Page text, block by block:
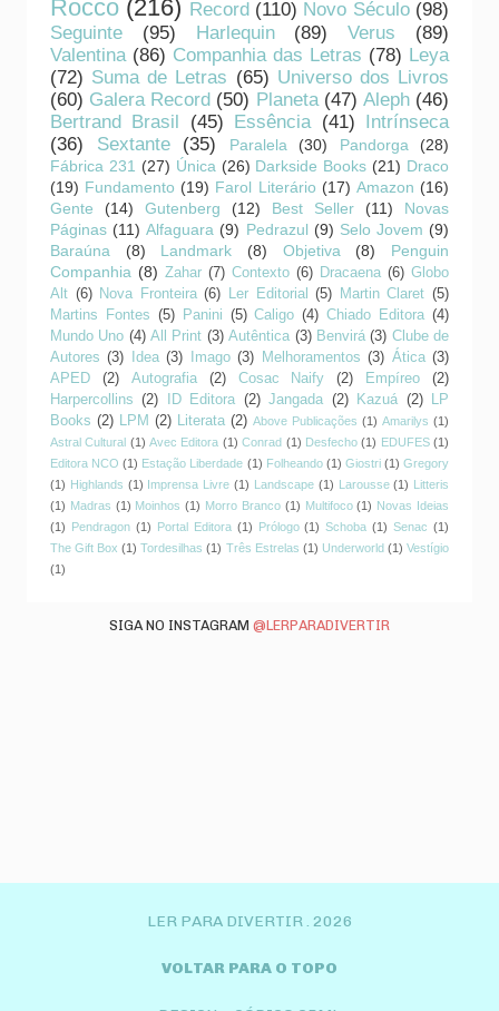
Rocco (216) Record (110) Novo Século (98)
Seguinte
(95) Harlequin (89) Verus
(89)
Valentina (86) Companhia das Letras (78) Leya
(72) Suma de Letras (65) Universo dos Livros
(60) Galera Record (50) Planeta (47) Aleph (46)
Bertrand Brasil
(45) Essência (41) Intrínseca
(36)
Sextante (35) Paralela (30) Pandorga
(28)
Fábrica 231 (27) Única (26) Darkside Books (21) Draco
(19) Fundamento (19) Farol Literário (17) Amazon (16)
Gente
(14) Gutenberg (12) Best Seller (11)
Novas
Páginas (11) Alfaguara (9) Pedrazul (9) Selo Jovem (9)
Baraúna
(8) Landmark (8) Objetiva (8)
Penguin
Companhia (8) Zahar (7) Contexto (6) Dracaena (6) Globo
Alt (6) Nova Fronteira (6) Ler Editorial (5) Martin Claret (5)
Martins Fontes (5) Panini (5) Caligo (4) Chiado Editora (4)
Mundo Uno (4) All Print (3) Autêntica (3) Benvirá (3) Clube de
Autores (3) Idea (3) Imago (3) Melhoramentos (3) Ática (3)
APED
(2) Autografia (2) Cosac Naify (2) Empíreo
(2)
Harpercollins
(2) ID Editora (2) Jangada (2) Kazuá (2)
LP
Books (2) LPM (2) Literata (2) Above Publicações (1) Amarilys (1)
Astral Cultural (1) Avec Editora (1) Conrad (1) Desfecho (1) EDUFES (1)
Editora NCO (1) Estação Liberdade (1) Folheando (1) Giostri (1) Gregory
(1) Highlands (1) Imprensa Livre (1) Landscape (1) Larousse (1) Litteris
(1) Madras (1) Moinhos (1) Morro Branco (1) Multifoco (1) Novas Ideias
(1) Pendragon (1) Portal Editora (1) Prólogo (1) Schoba (1) Senac (1)
The Gift Box (1) Tordesilhas (1) Três Estrelas (1) Underworld (1) Vestígio
(1)
SIGA NO INSTAGRAM @LERPARADIVERTIR
LER PARA DIVERTIR . 2026
VOLTAR PARA O TOPO